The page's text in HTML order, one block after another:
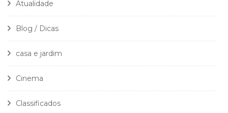
Atualidade
Blog / Dicas
casa e jardim
Cinema
Classificados